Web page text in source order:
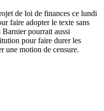
de loi de finances ce lundi
faire adopter le texte sans
pourrait aussi
pour faire durer les
une motion de censure.